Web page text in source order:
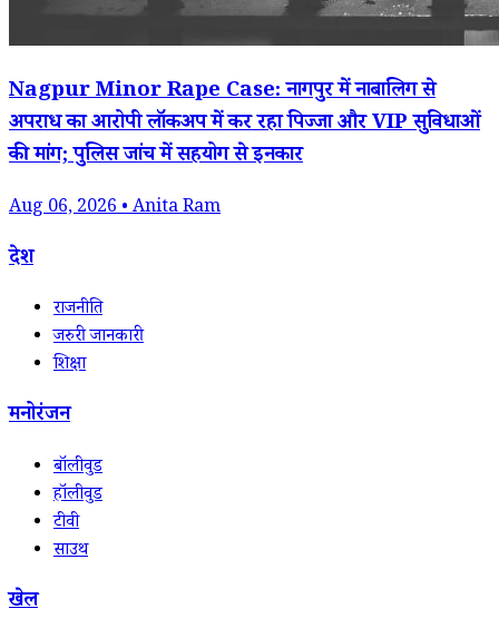
Nagpur Minor Rape Case: नागपुर में नाबालिग से
अपराध का आरोपी लॉकअप में कर रहा पिज्जा और VIP सुविधाओं
की मांग; पुलिस जांच में सहयोग से इनकार
Aug 06, 2026 • Anita Ram
देश
राजनीति
जरुरी जानकारी
शिक्षा
मनोरंजन
बॉलीवुड
हॉलीवुड
टीवी
साउथ
खेल